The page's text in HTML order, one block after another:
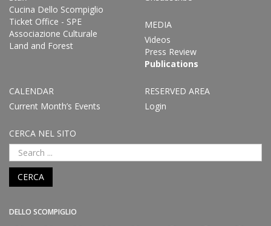
Cucina Dello Scompiglio
Ticket Office - SPE
Associazione Culturale
Land and Forest
MEDIA
Videos
Press Review
Publications
CALENDAR
Current Month’s Events
RESERVED AREA
Login
CERCA NEL SITO
CERCA
DELLO SCOMPIGLIO